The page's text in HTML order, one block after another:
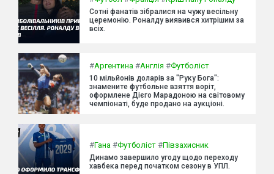
Сотні фанатів зібралися на чужу весільну
церемонію. Роналду виявився хитрішим за
всіх.
#Аргентина #Англія #Футболіст
10 мільйонів доларів за "Руку Бога":
знамените футбольне взяття воріт,
оформлене Дієго Марадоною на світовому
чемпіонаті, буде продано на аукціоні.
#Гана #Футболіст #Півзахисник
Динамо завершило угоду щодо переходу
хавбека перед початком сезону в УПЛ.